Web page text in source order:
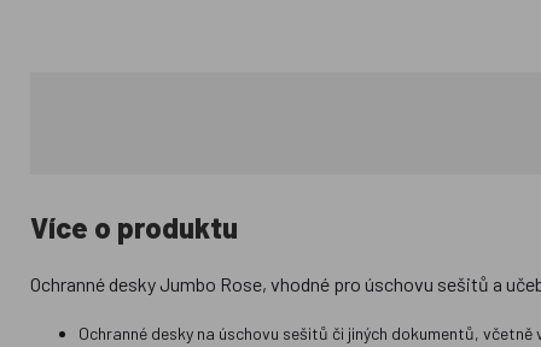
Více o produktu
Ochranné desky Jumbo Rose, vhodné pro úschovu sešitů a
Ochranné desky na úschovu sešitů či jiných dokumentů,